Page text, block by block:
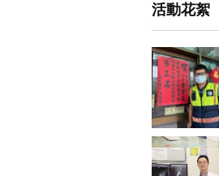
活動花絮